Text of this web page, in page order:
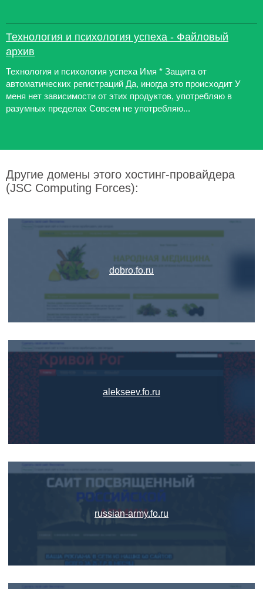
Технология и психология успеха - Файловый
архив
Технология и психология успеха Имя * Защита от
автоматических регистраций Да, иногда это происходит У
меня нет зависимости от этих продуктов, употребляю в
разумных пределах Совсем не употребляю...
Другие домены этого хостинг-провайдера
(JSC Computing Forces):
dobro.fo.ru
alekseev.fo.ru
russian-army.fo.ru